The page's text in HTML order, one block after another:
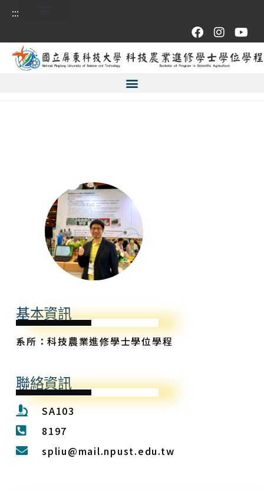
:::
基本資訊
系所：科技農業進修學士學位學程
聯絡資訊
SA103
8197
spliu@mail.npust.edu.tw